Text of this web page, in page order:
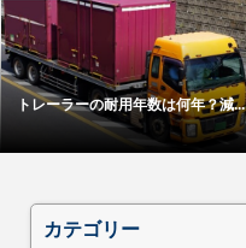
トレーラーの耐用年数は何年？減...
カテゴリー